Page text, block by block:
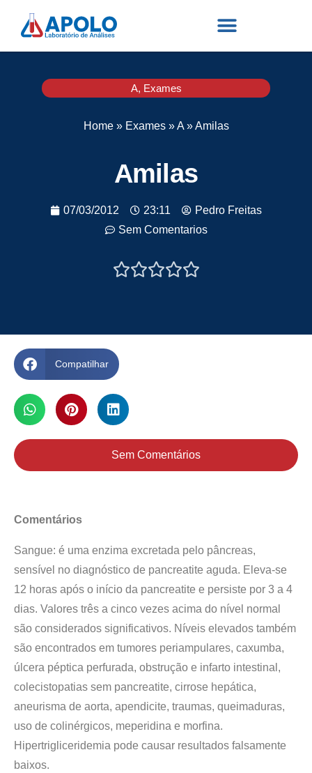
A, Exames
Home» Exames»A»Amilas
Amilas
07/03/2012 23:11
Pedro Freitas
Sem Comentarios

Compatilhar
Sem Comentários
Comentários
Sangue: é uma enzima excretada pelo pâncreas,
sensível no diagnóstico de pancreatite aguda. Eleva-se
12 horas após o início da pancreatite e persiste por 3 a 4
dias. Valores três a cinco vezes acima do nível normal
são considerados significativos. Níveis elevados também
são encontrados em tumores periampulares, caxumba,
úlcera péptica perfurada, obstrução e infarto intestinal,
colecistopatias sem pancreatite, cirrose hepática,
aneurisma de aorta, apendicite, traumas, queimaduras,
uso de colinérgicos, meperidina e morfina.
Hipertrigliceridemia pode causar resultados falsamente
baixos.